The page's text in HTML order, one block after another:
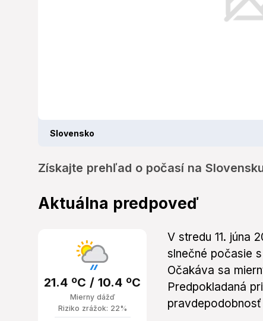
Slovensko
Získajte prehľad o počasí na
Aktuálna predpoveď
Mierny dážď
21.4 ºC / 10.4 ºC
Riziko zrážok: 22%
V stredu 11. júna
slnečné počasie
Očakáva sa
Predpokladaná